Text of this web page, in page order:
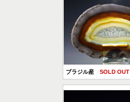
ブラジル産 SOLD OUT